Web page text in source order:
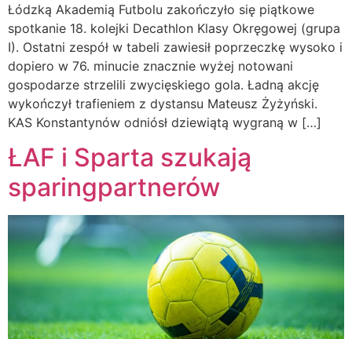
Łódzką Akademią Futbolu zakończyło się piątkowe
spotkanie 18. kolejki Decathlon Klasy Okręgowej (grupa
I). Ostatni zespół w tabeli zawiesił poprzeczkę wysoko i
dopiero w 76. minucie znacznie wyżej notowani
gospodarze strzelili zwycięskiego gola. Ładną akcję
wykończył trafieniem z dystansu Mateusz Żyżyński.
KAS Konstantynów odniósł dziewiątą wygraną w […]
ŁAF i Sparta szukają
sparingpartnerów